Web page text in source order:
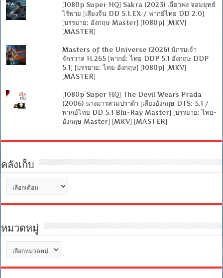
[1080p Super HQ] Sakra (2023) เฉียวฟง จอมยุทธ์
ไร้พ่าย [เสียงจีน DD 5.1.EX / พากย์ไทย DD 2.0]
[บรรยาย: อังกฤษ Master] [1080p] [MKV]
[MASTER]
Masters of the Universe (2026) นักรบเจ้า
จักรวาล H.265 [พากย์: ไทย DDP 5.1 อังกฤษ DDP
5.1] [บรรยาย: ไทย อังกฤษ] [1080p] [MKV]
[MASTER]
[1080p Super HQ] The Devil Wears Prada
(2006) นางมารสวมปราด้า [เสียงอังกฤษ DTS: 5.1 /
พากย์ไทย DD 5.1 Blu-Ray Master] [บรรยาย: ไทย-
อังกฤษ Master] [MKV] [MASTER]
คลังเก็บ
เก็บ
หมวดหมู่
หมู่